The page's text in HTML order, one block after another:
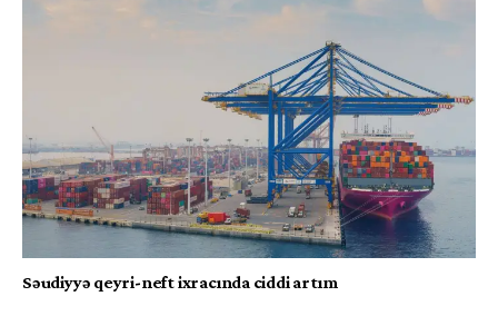
Səudiyyə qeyri-neft ixracında ciddi artım